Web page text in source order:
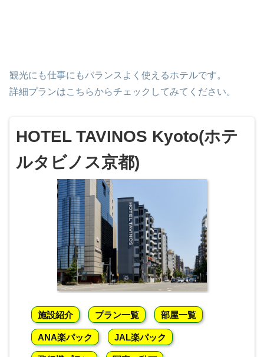
観光にも仕事にもバランスよく使えるホテルです。
詳細プランはこちらからチェックしてみてください。
HOTEL TAVINOS Kyoto(ホテ
ルタビノス京都)
施設紹介 プラン一覧 部屋一覧
ANA楽パック JAL楽パック